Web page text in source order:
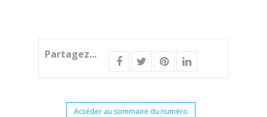
Partagez...
Accéder au sommaire du numéro